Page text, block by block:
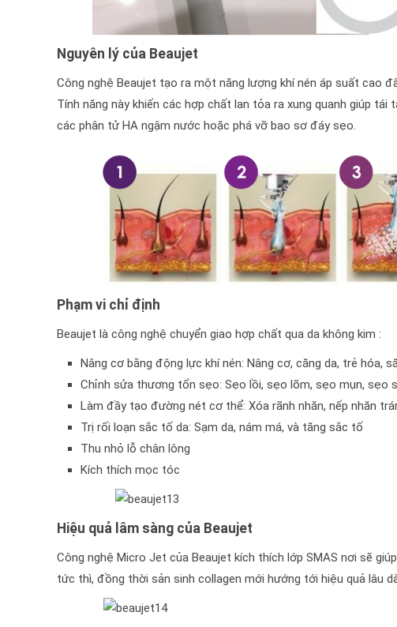
Nguyên lý của Beaujet
Công nghệ Beaujet tạo ra một năng lượng khí nén áp suất cao
Tính năng này khiến các hợp chất lan tỏa ra xung quanh giúp
các phân tử HA ngậm nước hoặc phá vỡ bao sơ đáy sẹo.
Phạm vi chỉ định
Beaujet là công nghệ chuyển giao hợp chất qua da không kim :
Nâng cơ bằng động lực khí nén: Nâng cơ, căng da, trẻ hóa,
Chỉnh sửa thương tổn sẹo: Sẹo lồi, sẹo lõm, sẹo mụn, sẹo
Làm đầy tạo đường nét cơ thể: Xóa rãnh nhăn, nếp nhăn
Trị rối loạn sắc tố da: Sạm da, nám má, và tăng sắc tố
Thu nhỏ lỗ chân lông
Kích thích mọc tóc
Hiệu quả lâm sàng của Beaujet
Công nghệ Micro Jet của Beaujet kích thích lớp SMAS nơi sẽ
tức thì, đồng thời sản sinh collagen mới hướng tới hiệu quả lâu